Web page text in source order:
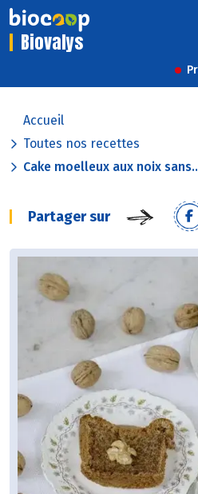
Biovalys
Accueil
Toutes nos recettes
Cake moelleux aux noix
Partager sur